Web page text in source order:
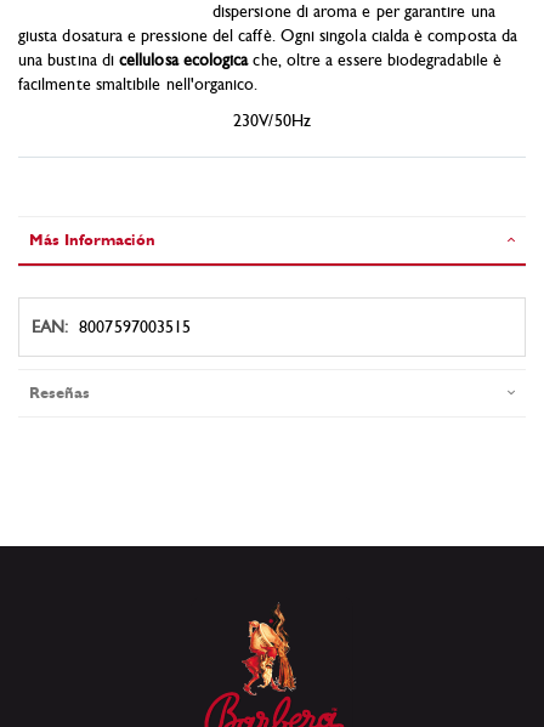
dispersione di aroma e per garantire una
giusta dosatura e pressione del caffè. Ogni singola cialda è composta da
una bustina dicellulosa ecologicache, oltre a essere biodegradabile è
facilmente smaltibile nell'organico.
230V/50Hz
Más Información
8007597003515
Reseñas